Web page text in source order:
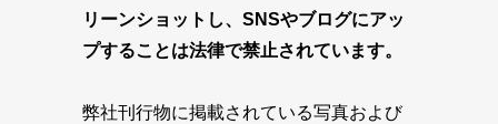
リーンショットし、SNSやブログにアッ
プすることは法律で禁止されています。
弊社刊行物に掲載されている写真および